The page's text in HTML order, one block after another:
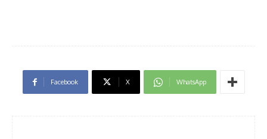
Facebook X WhatsApp